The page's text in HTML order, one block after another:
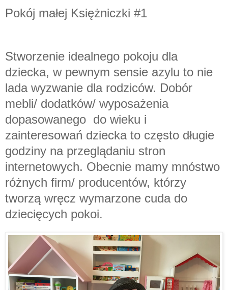
Pokój małej Księżniczki #1
Stworzenie idealnego pokoju dla
dziecka, w pewnym sensie azylu to nie
lada wyzwanie dla rodziców. Dobór
mebli/ dodatków/ wyposażenia
dopasowanego do wieku i
zainteresowań dziecka to często długie
godziny na przeglądaniu stron
internetowych. Obecnie mamy mnóstwo
różnych firm/ producentów, którzy
tworzą wręcz wymarzone cuda do
dziecięcych pokoi.